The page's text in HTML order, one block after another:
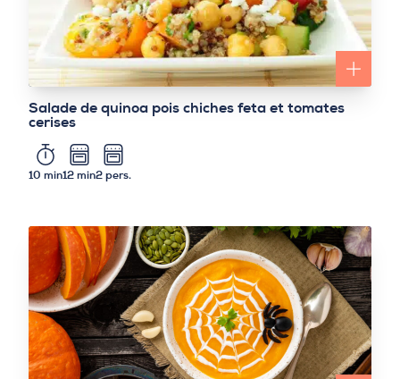
Salade de quinoa pois chiches feta et tomates
cerises
10 min12 min2 pers.